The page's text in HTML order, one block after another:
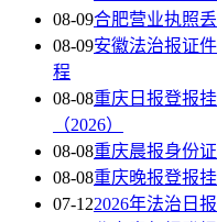
08-09合肥营业执照
08-09安徽法治报证
程
08-08重庆日报登报
（2026）
08-08重庆晨报身份
08-08重庆晚报登报
07-122026年法治日